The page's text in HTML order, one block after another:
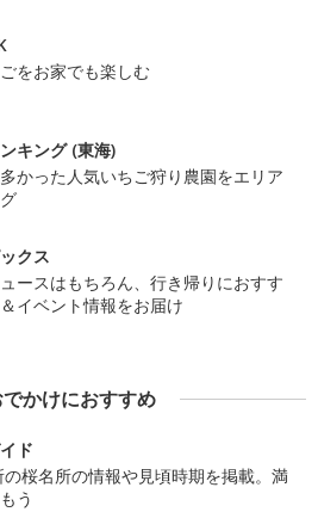
をお家でも楽しむ
キング (東海)
かった人気いちご狩り農園をエリア
クス
ースはもちろん、行き帰りにおすす
イベント情報をお届け
かけにおすすめ
ド
桜名所の情報や見頃時期を掲載。満
う